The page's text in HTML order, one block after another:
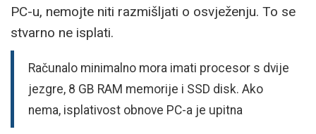
PC-u, nemojte niti razmišljati o osvježenju. To se
stvarno ne isplati.
Računalo minimalno mora imati procesor s dvije
jezgre, 8 GB RAM memorije i SSD disk. Ako
nema, isplativost obnove PC-a je upitna